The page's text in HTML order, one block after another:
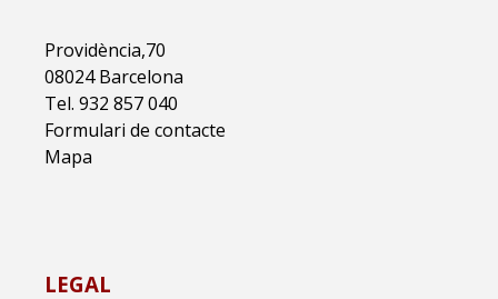
Providència,70
08024 Barcelona
Tel. 932 857 040
Formulari de contacte
Mapa
LEGAL